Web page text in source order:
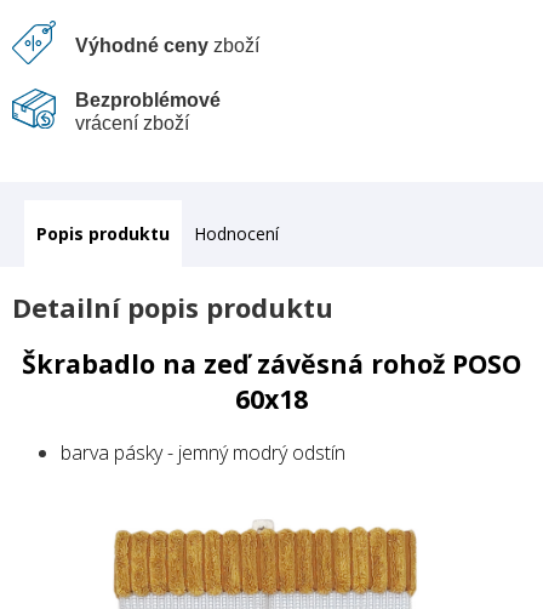
Výhodné ceny zboží
Bezproblémové
vrácení zboží
Popis Hodnocení
Detailní popis produktu
Škrabadlo na zeď závěsná rohož POSO
60x18
barva pásky - jemný modrý odstín